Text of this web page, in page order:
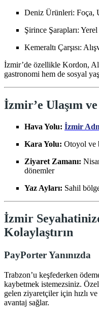
Deniz Ürünleri: Foça,
Şirince Şarapları:
Kemeraltı Çarşısı:
İzmir’de özellikle Kordon,
gastronomi hem de sosyal
İzmir’e Ulaşım
Hava Yolu: İzmir
Kara Yolu: Otoyol ve
Ziyaret Zamanı:
dönemler
Yaz Ayları: Sahil
İzmir
Kolaylaştırın
PayPorter Yanınızda
Trabzon’u keşfederken
kaybetmek istemezsiniz.
gelen ziyaretçiler için hızlı
avantaj sağlar.